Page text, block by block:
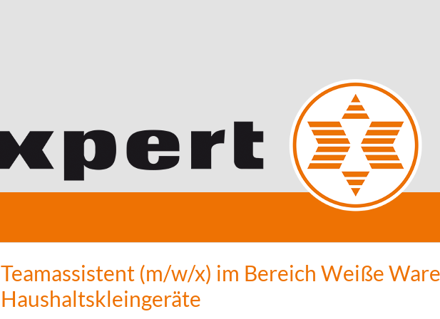
Teamassistent (m/w/x) im Bereich Weiße Ware
Haushaltskleingeräte